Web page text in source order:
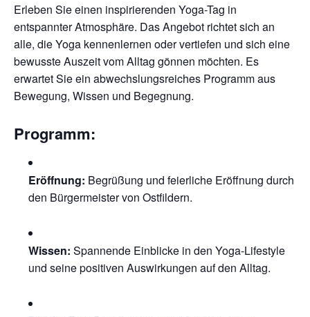
Erleben Sie einen inspirierenden Yoga-Tag in
entspannter Atmosphäre. Das Angebot richtet sich an
alle, die Yoga kennenlernen oder vertiefen und sich eine
bewusste Auszeit vom Alltag gönnen möchten. Es
erwartet Sie ein abwechslungsreiches Programm aus
Bewegung, Wissen und Begegnung.
Programm:
Eröffnung: Begrüßung und feierliche Eröffnung durch
den Bürgermeister von Ostfildern.
Wissen: Spannende Einblicke in den Yoga-Lifestyle
und seine positiven Auswirkungen auf den Alltag.